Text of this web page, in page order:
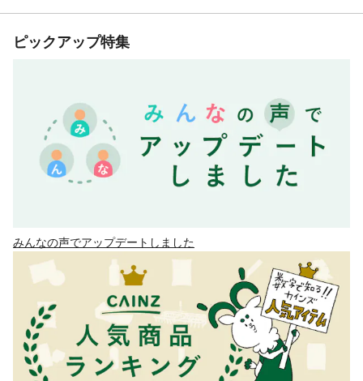
ピックアップ特集
みんなの声でアップデートしました